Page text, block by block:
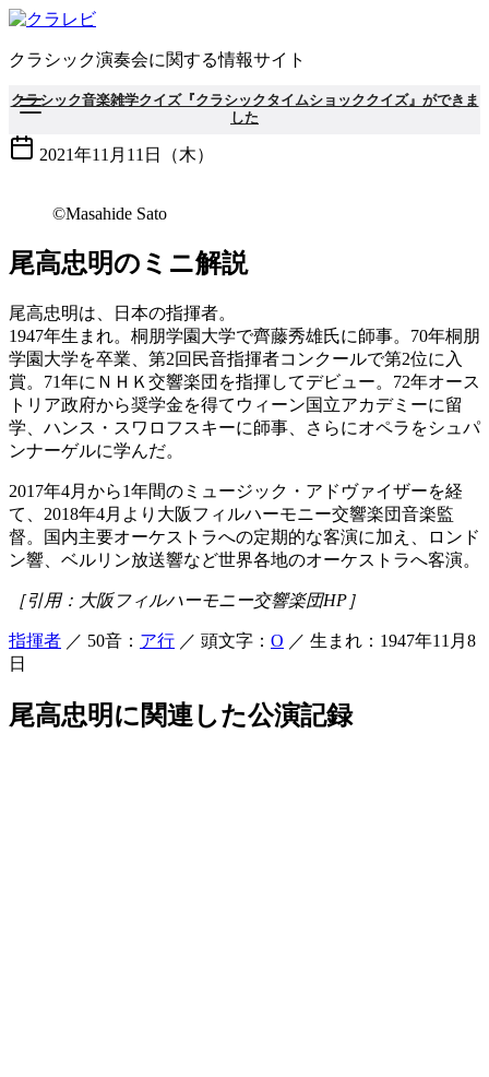
コ
テ
ツ
へ
移
クラシック演奏会に関する情報サイト
クラシック音楽雑学クイズ『クラシックタイムショッククイズ』ができま
した
2021年11月11日（木）
©Masahide Sato
尾高忠明のミニ解説
尾高忠明は、日本の指揮者。
1947年生まれ。桐朋学園大学で齊藤秀雄氏に師事。70年桐朋
学園大学を卒業、第2回民音指揮者コンクールで第2位に入
賞。71年にＮＨＫ交響楽団を指揮してデビュー。72年オース
トリア政府から奨学金を得てウィーン国立アカデミーに留
学、ハンス・スワロフスキーに師事、さらにオペラをシュパ
ンナーゲルに学んだ。
2017年4月から1年間のミュージック・アドヴァイザーを経
て、2018年4月より大阪フィルハーモニー交響楽団音楽監
督。国内主要オーケストラへの定期的な客演に加え、ロンド
ン響、ベルリン放送響など世界各地のオーケストラへ客演。
［引用：大阪フィルハーモニー交響楽団HP］
指揮者 ／ 50音： ア行 ／ 頭文字： O ／ 生まれ：1947年11月8
日
尾高忠明に関連した公演記録